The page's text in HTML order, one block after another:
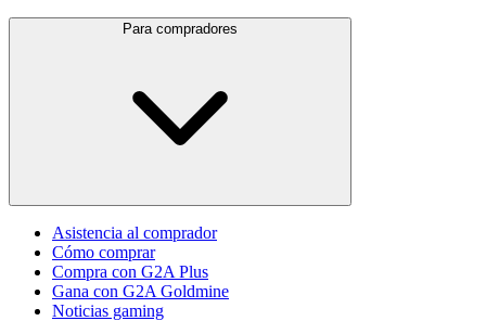
Para compradores
Asistencia al comprador
Cómo comprar
Compra con G2A Plus
Gana con G2A Goldmine
Noticias gaming